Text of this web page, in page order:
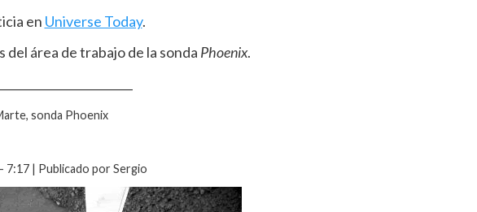
en Universe Today.
área de trabajo de la sonda Phoenix.
sonda Phoenix
7:17 | Publicado por Sergio